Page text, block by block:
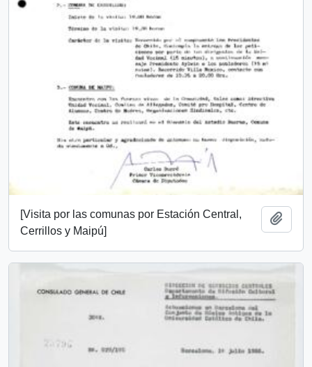
[Visita por las comunas por Estación Central,
Cerrillos y Maipú]